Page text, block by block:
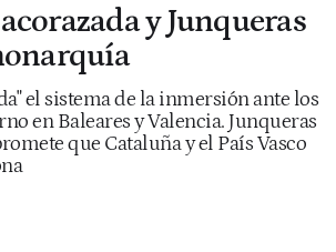
y Junqueras
el sistema de la inmersión ante los
en Baleares y Valencia. Junqueras
que Cataluña y el País Vasco